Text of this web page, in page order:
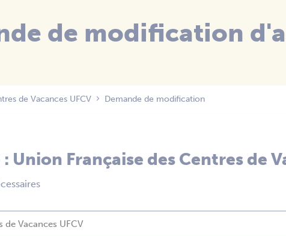
de modification
de Vacances UFCV Demande de modification
Union Française des Centres de